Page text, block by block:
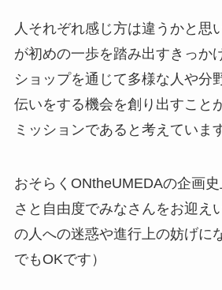
人それぞれ感じ方は違うかと思
が初めの一歩を踏み出すきっか
ショップを通じて多様な人や分
伝いをする機会を創り出すこと
ミッションであると考えていま
おそらくONtheUMEDAの企画
さと自由度でみなさんをお迎え
の人への迷惑や進行上の妨げに
でもOKです）